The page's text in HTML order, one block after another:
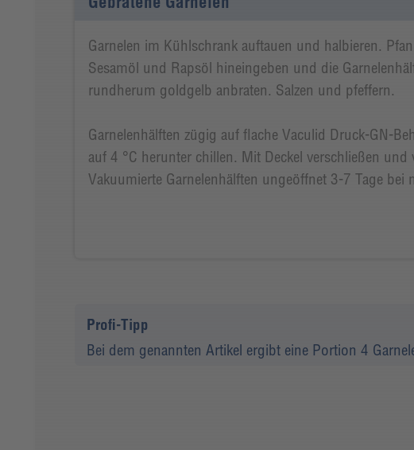
Garnelen im Kühlschrank auftauen und halbieren.
Sesamöl und Rapsöl hineingeben und die
rundherum goldgelb anbraten. Salzen und pfeffern.
Garnelenhälften zügig auf flache Vaculid Druck-GN-
auf 4 °C herunter chillen. Mit Deckel verschließen und
Vakuumierte Garnelenhälften ungeöffnet 3-7 Tage bei
Profi-Tipp
Bei dem genannten Artikel ergibt eine Portion 4